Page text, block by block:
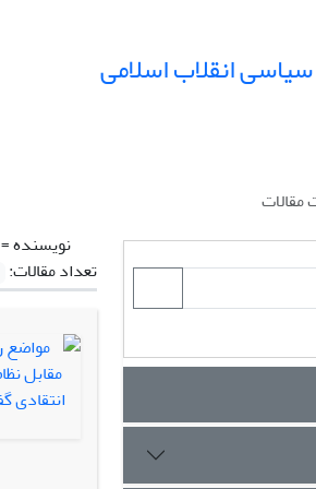
انقلاب اسلامی
نویسنده =
تعداد مقالات: